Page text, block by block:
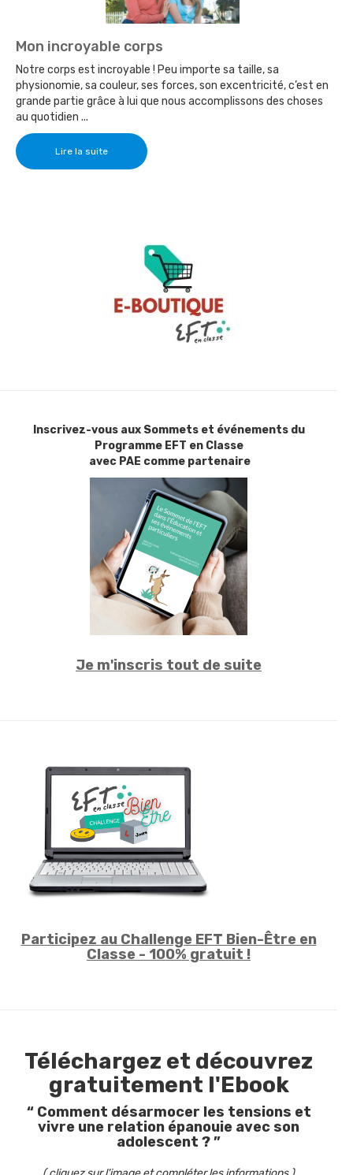
Mon incroyable corps
Notre corps est incroyable ! Peu importe sa taille, sa
physionomie, sa couleur, ses forces, son excentricité, c’est en
grande partie grâce à lui que nous accomplissons des choses
au quotidien ...
Lire la suite
Inscrivez-vous aux Sommets et événements du
Programme EFT en Classe
avec PAE comme partenaire
Je m'inscris tout de suite
Participez au Challenge EFT Bien-Être en
Classe - 100% gratuit !
Téléchargez et découvrez
gratuitement l'Ebook
“ Comment désarmocer les tensions et
vivre une relation épanouie avec son
adolescent ?”